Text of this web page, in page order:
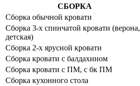
СБОРКА
Сборка обычной кровати
Сборка 3-х спинчатой кровати (верона,
детская)
Сборка 2-х ярусной кровати
Сборка кровати с балдахином
Сборка кровати с ПМ, с бк ПМ
Сборка кухонного стола